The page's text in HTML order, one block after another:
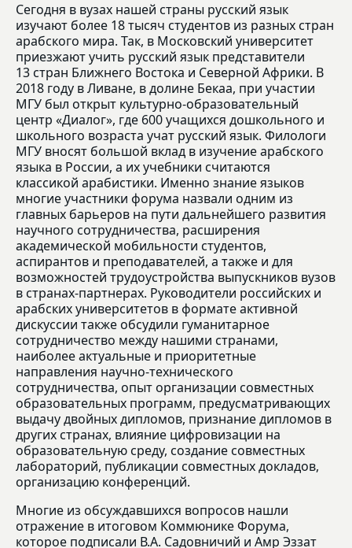
Сегодня в вузах нашей страны русский язык
изучают более 18 тысяч студентов из разных стран
арабского мира. Так, в Московский университет
приезжают учить русский язык представители
13 стран Ближнего Востока и Северной Африки. В
2018 году в Ливане, в долине Бекаа, при участии
МГУ был открыт культурно-образовательный
центр «Диалог», где 600 учащихся дошкольного и
школьного возраста учат русский язык. Филологи
МГУ вносят большой вклад в изучение арабского
языка в России, а их учебники считаются
классикой арабистики. Именно знание языков
многие участники форума назвали одним из
главных барьеров на пути дальнейшего развития
научного сотрудничества, расширения
академической мобильности студентов,
аспирантов и преподавателей, а также и для
возможностей трудоустройства выпускников вузов
в странах-партнерах. Руководители российских и
арабских университетов в формате активной
дискуссии также обсудили гуманитарное
сотрудничество между нашими странами,
наиболее актуальные и приоритетные
направления научно-технического
сотрудничества, опыт организации совместных
образовательных программ, предусматривающих
выдачу двойных дипломов, признание дипломов в
других странах, влияние цифровизации на
образовательную среду, создание совместных
лабораторий, публикации совместных докладов,
организацию конференций.
Многие из обсуждавшихся вопросов нашли
отражение в итоговом Коммюнике Форума,
которое подписали В.А. Садовничий и Амр Эззат